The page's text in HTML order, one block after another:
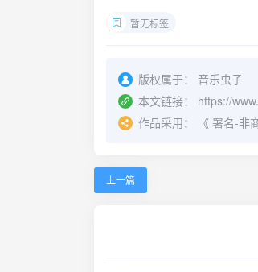
暂无标签
版权属于：
音乐虫子
本文链接：
https://
作品采用：
《 署名-非
上一篇